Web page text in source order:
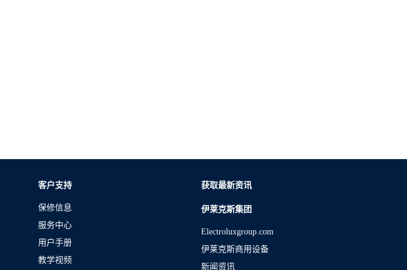
客户支持
保修信息
服务中心
用户手册
教学视频
获取最新资讯
伊莱克斯集团
Electroluxgroup.com
伊莱克斯商用设备
新闻资讯